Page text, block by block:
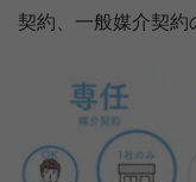
契約、一般媒介契約